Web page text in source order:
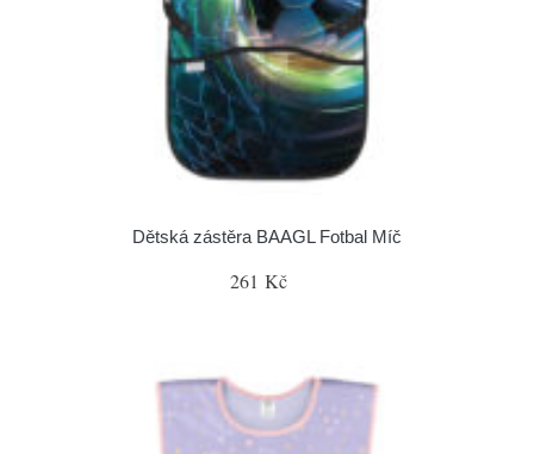
Dětská zástěra BAAGL Fotbal Míč
261 Kč